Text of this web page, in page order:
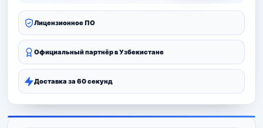
Лицензионное ПО
Официальный партнёр в Узбекистане
Доставка за 60 секунд